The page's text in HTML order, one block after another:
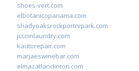
shoes-vert.com
elbotanicopanama.com
shadyoaksrockportrvpark.com
jccoinlaundry.com
kautorepair.com
marjaeswinebar.com
elmazatlanclinton.com